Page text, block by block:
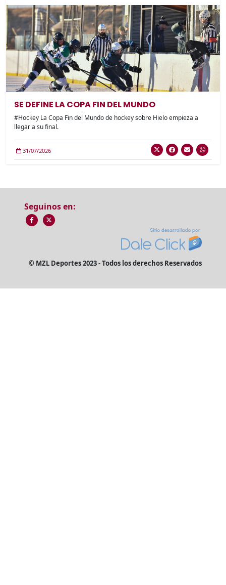
SE DEFINE LA COPA FIN DEL MUNDO
#Hockey La Copa Fin del Mundo de hockey sobre Hielo empieza a
llegar a su final.
31/07/2026
Seguinos en:
© MZL Deportes 2023 - Todos los derechos Reservados